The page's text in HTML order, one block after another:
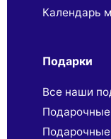
Календарь
Подарки
Все наши
Подарочные
Подарочные